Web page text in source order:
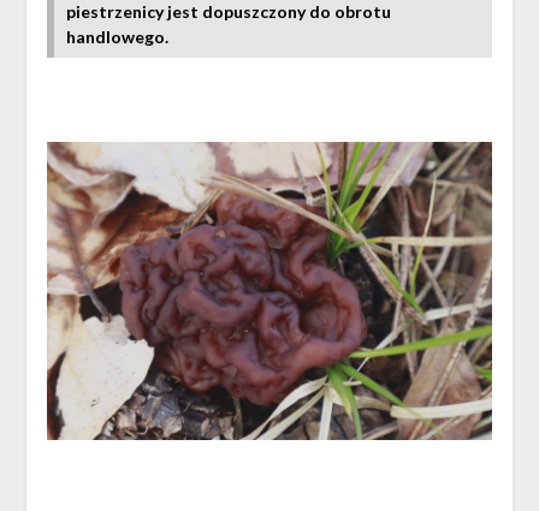
piestrzenicy jest dopuszczony do obrotu
handlowego.